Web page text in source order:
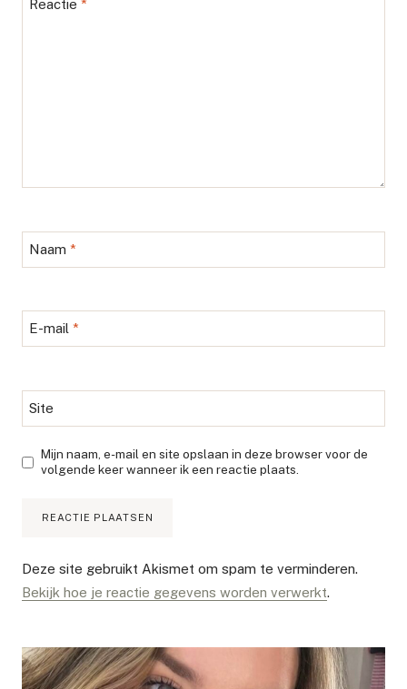
Reactie *
Naam *
E-mail *
Site
Mijn naam, e-mail en site opslaan in deze browser voor de
volgende keer wanneer ik een reactie plaats.
Deze site gebruikt Akismet om spam te verminderen.
Bekijk hoe je reactie gegevens worden verwerkt.